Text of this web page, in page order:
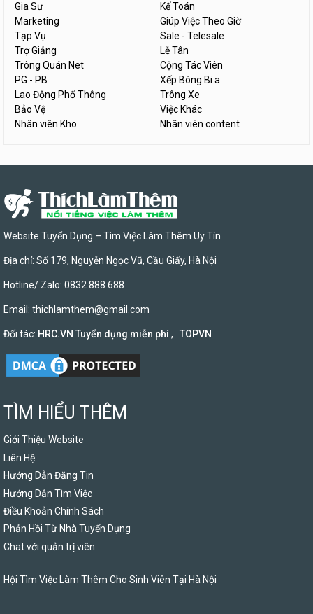
Gia Sư
Kế Toán
Marketing
Giúp Việc Theo Giờ
Tạp Vụ
Sale - Telesale
Trợ Giảng
Lễ Tân
Trông Quán Net
Cộng Tác Viên
PG - PB
Xếp Bóng Bi a
Lao Động Phổ Thông
Trông Xe
Bảo Vệ
Việc Khác
Nhân viên Kho
Nhân viên content
Website Tuyển Dụng – Tìm Việc Làm Thêm Uy Tín
Địa chỉ: Số 179, Nguyễn Ngọc Vũ, Cầu Giấy, Hà Nội
Hotline/ Zalo: 0832 888 688
Email: thichlamthem@gmail.com
Đối tác: HRC.VN Tuyển dụng miễn phí, TOPVN
TÌM HIỂU THÊM
Giới Thiệu Website
Liên Hệ
Hướng Dẫn Đăng Tin
Hướng Dẫn Tìm Việc
Điều Khoản Chính Sách
Phản Hồi Từ Nhà Tuyển Dụng
Chat với quản trị viên
Hội Tìm Việc Làm Thêm Cho Sinh Viên Tại Hà Nội